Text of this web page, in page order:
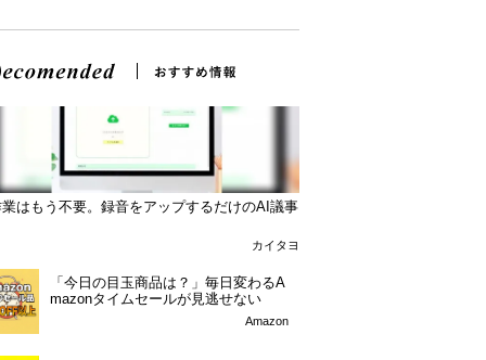
はもう不要。録音をアップするだけのAI議事
カイタヨ
「今日の目玉商品は？」毎日変わるA
mazonタイムセールが見逃せない
Amazon